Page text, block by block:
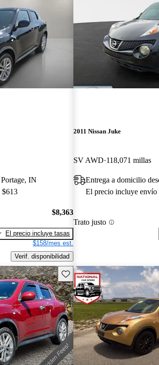
IN
$613
$8,363
El precio incluye tasas
$158/mes est.
Verif. disponibilidad
2011 Nissan Juke
SV AWD 118,071 millas
Entrega a domicilio
El precio incluye envío
Trato justo
Guarda este Aviso